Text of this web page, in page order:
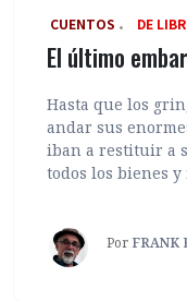
‎ CUENTOS DE
El último
Hasta que los
andar sus
iban a restituir a
todos los bienes y
Por FRANK